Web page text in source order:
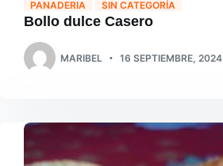
PANADERIA SIN CATEGORÍA
Bollo dulce Casero
MARIBEL 16 SEPTIEMBRE, 2024